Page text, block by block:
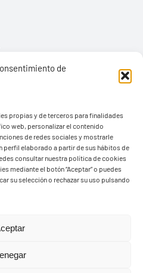
de
propias y de terceros para finalidades
web, personalizar el contenido
de redes sociales y mostrarle
perfil elaborado a partir de sus hábitos de
consultar nuestra política de cookies
mediante el botón “Aceptar” o puedes
su selección o rechazar su uso pulsando
reservads